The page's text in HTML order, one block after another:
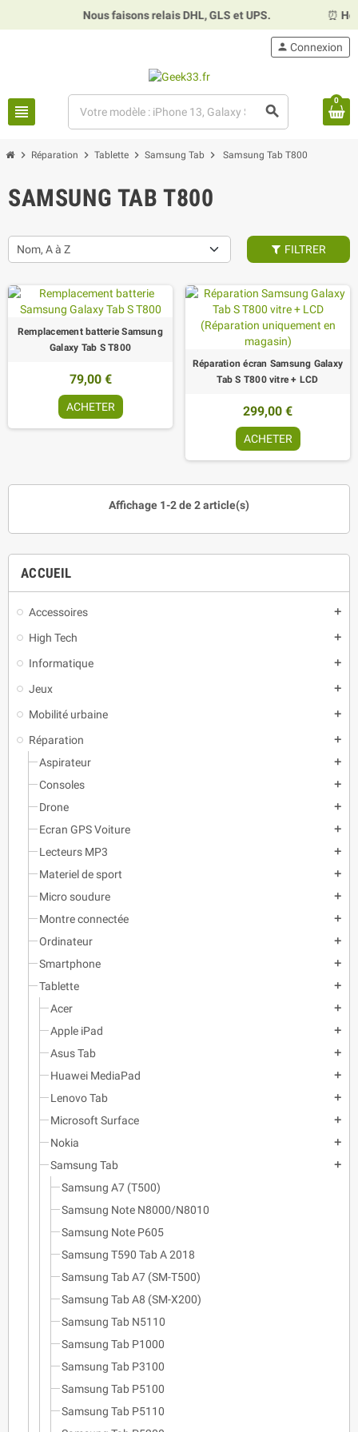
Nous faisons relais DHL, GLS et UPS. Horaires :
view_headline search
person Connexion
0
chevron_right Réparation chevron_right Tablette chevron_right Samsung Tab chevron_right Samsung Tab T800
ACCUEIL
Accessoires add
High Tech add
Informatique add
Jeux add
Mobilité urbaine add
Réparation add
Aspirateur add
Consoles add
Drone add
Ecran GPS Voiture add
Lecteurs MP3 add
Materiel de sport add
Micro soudure add
Montre connectée add
Ordinateur add
Smartphone add
Tablette add
Acer add
Apple iPad add
Asus Tab add
Huawei MediaPad add
Lenovo Tab add
Microsoft Surface add
Nokia add
Samsung Tab add
Samsung A7 (T500)
Samsung Note N8000/N8010
Samsung Note P605
Samsung T590 Tab A 2018
Samsung Tab A7 (SM-T500)
Samsung Tab A8 (SM-X200)
Samsung Tab N5110
Samsung Tab P1000
Samsung Tab P3100
Samsung Tab P5100
Samsung Tab P5110
SAMSUNG TAB T800
Nom, A à Z FILTRER
Remplacement batterie Samsung
Galaxy Tab S T800
79,00 €
ACHETER
Réparation écran Samsung Galaxy
Tab S T800 vitre + LCD
299,00 €
ACHETER
Affichage 1-2 de 2 article(s)